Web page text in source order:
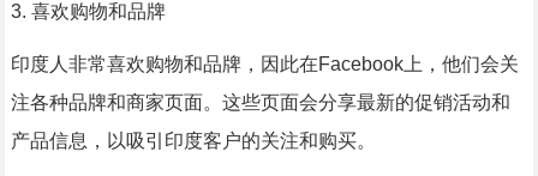
3. 喜欢购物和品牌
印度人非常喜欢购物和品牌，因此在Facebook上，他们会关
注各种品牌和商家页面。这些页面会分享最新的促销活动和
产品信息，以吸引印度客户的关注和购买。